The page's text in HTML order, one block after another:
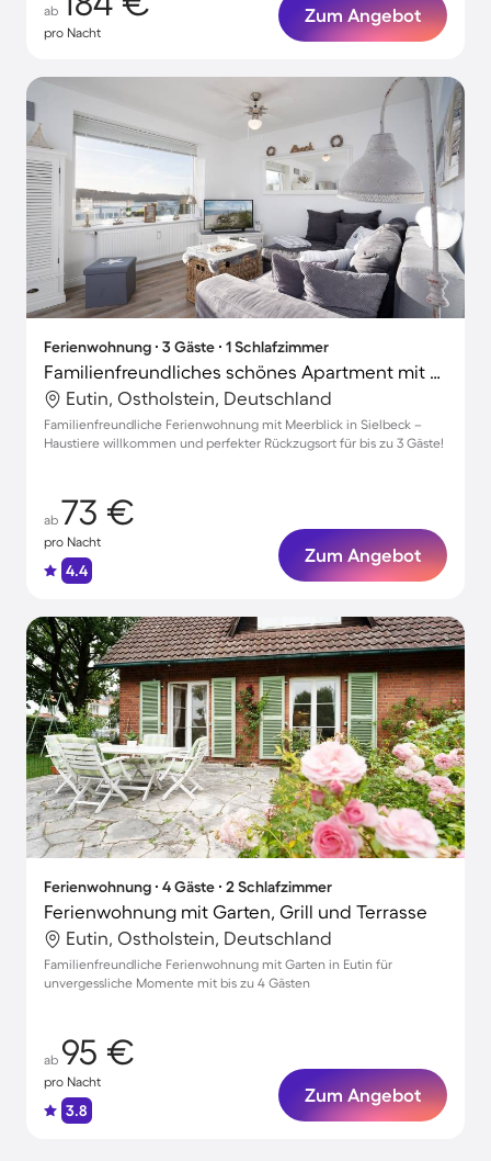
ab
pro Nacht
Zum Angebot
Ferienwohnung ∙ 3 Gäste ∙ 1 Schlafzimmer
Familienfreundliches schönes Apartment mit Grill und Terrasse | Meerblick | Haustiere sind willkommen
Eutin, Ostholstein, Deutschland
Familienfreundliche Ferienwohnung mit Meerblick in Sielbeck –
Haustiere willkommen und perfekter Rückzugsort für bis zu 3 Gäste!
ab 73 €
pro Nacht
4.4
Zum Angebot
Ferienwohnung ∙ 4 Gäste ∙ 2 Schlafzimmer
Ferienwohnung mit Garten, Grill und Terrasse
Eutin, Ostholstein, Deutschland
Familienfreundliche Ferienwohnung mit Garten in Eutin für
unvergessliche Momente mit bis zu 4 Gästen
ab 95 €
pro Nacht
3.8
Zum Angebot